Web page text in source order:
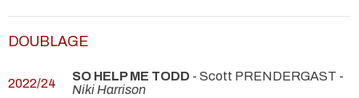
DOUBLAGE
2022/24 SO HELP ME TODD - Scott PRENDERGAST -
Niki Harrison